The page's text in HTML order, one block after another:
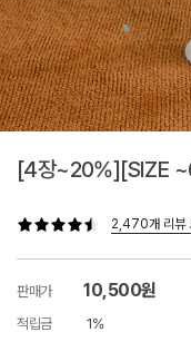
[4장~20%][SIZE
2,470개 리뷰
판매가 10,500원
적립금 1%